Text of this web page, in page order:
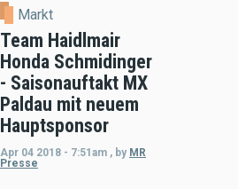
Markt
Team Haidlmair
Honda Schmidinger
- Saisonauftakt MX
Paldau mit neuem
Hauptsponsor
Apr 04 2018 - 7:51am , by MR
Presse